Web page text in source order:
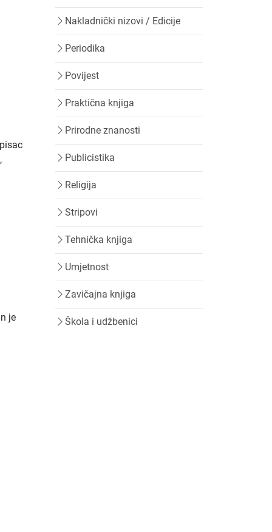
je
Nakladnički nizovi / Edicije
Periodika
Povijest
Praktična knjiga
Prirodne znanosti
Publicistika
Religija
Stripovi
Tehnička knjiga
Umjetnost
Zavičajna knjiga
Škola i udžbenici